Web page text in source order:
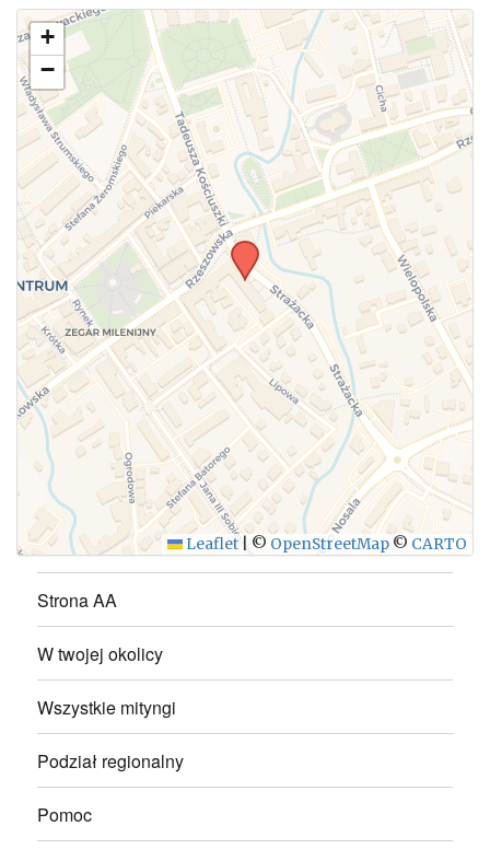
Użyj tego formularza aby przesłać informację o
zmianach w powyższym mityngu.
WYŚLIJ
+
−
Leaflet © OpenStreetMap © CARTO
Strona AA
W twojej okolicy
Wszystkie mityngi
Podział regionalny
Pomoc